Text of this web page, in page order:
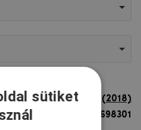
Huawei Y5 (2018)
8596579698301
sütiket